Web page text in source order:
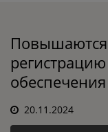
обеспечения
20.11.2024